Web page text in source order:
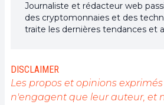
Journaliste et rédacteur web
des cryptomonnaies et des
traite les dernières tendances et
DISCLAIMER
Les propos et opinions
n'engagent que leur auteur, et